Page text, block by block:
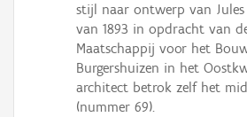
stijl naar ontwerp van
van 1893 in opdracht van
Maatschappij voor het
Burgershuizen in het
architect betrok zelf het
(nummer 69).